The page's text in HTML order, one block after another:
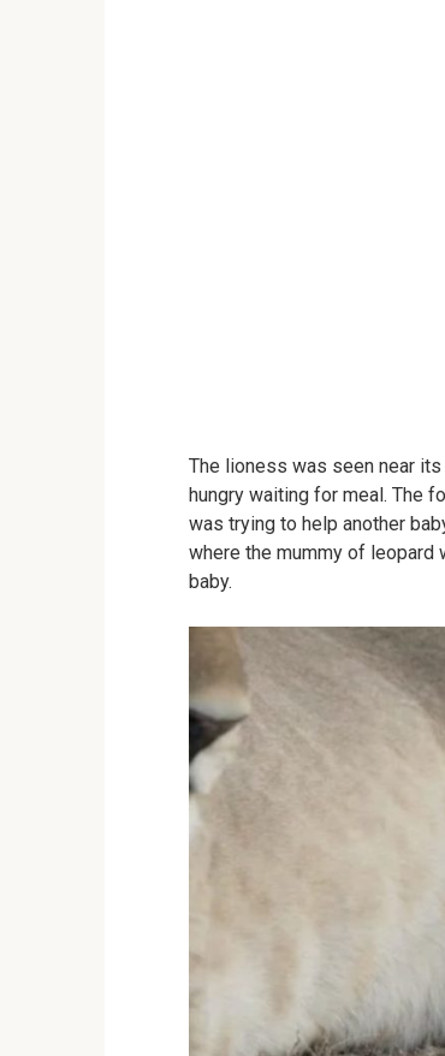
The lioness was seen near
hungry waiting for meal. The
was trying to help another
where the mummy of
baby.